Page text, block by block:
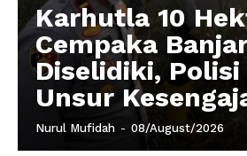
Karhutla 10
Cempaka
Diselidiki, Polisi
Unsur
Nurul Mufidah - 08/August/2026